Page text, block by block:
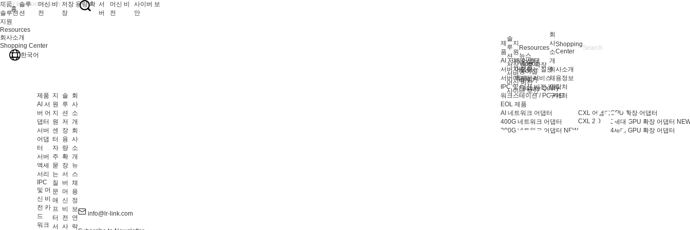
제
품
AI 서버 어댑터
서버 어댑터
서버 액세서리
IPC 및 머신 비전 카드
워크스테이션 / PC 카드
EOL 제품
AI 네트워크 어댑터
400G 네트워크 어댑터
200G 네트워크 어댑터 NEW
CXL 어댑터
CXL 2.0
GPU 확장 어댑터
5세대 GPU 확장 어댑터
4세대 GPU 확장 어댑터
솔
루
션
저장 용량 확장
서버
머신 비전
사이버 보안
지
원
지원 센터
자주 묻는 질문
애프터 서비스
Resources
뉴스
Video
용어집
배우기
Feature Query
회
사
소
개
회사소개
채용정보
연락처
구매처
Shopping
Center
제품
솔루션
지원
Resources
회사소개
Shopping Center
한국어
홈
솔루
션
머신 비
전
저장 용량 확
장
서
버
머신 비
전
사이버 보
안
제품
AI 서
버 어
댑터
서버
어댑
터
서버
액세
서리
IPC
및 머
신 비
전 카
드
워크
지
원
지
원
센
터
자
주
묻
는
질
문
애
프
터
서
솔
루
션
저
장
용
량
확
장
서
버
머
신
비
전
사
회
사
소
개
회
사
소
개
뉴
스
채
용
정
보
연
락
info@lr-link.com